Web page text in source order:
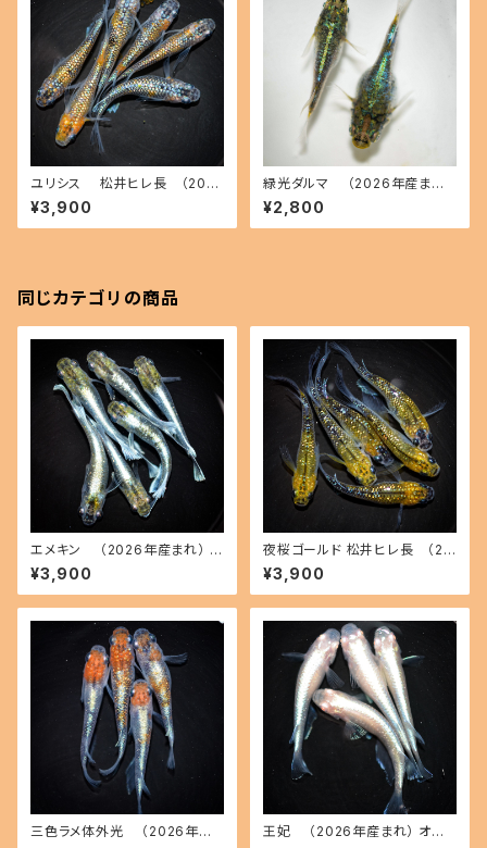
ユリシス 松井ヒレ長 （202
6年産まれ） オス3 メス3(現物
出品) ikahoff B-0801-5149
5-a
¥3,900
緑光ダルマ （2026年産まれ）
オス1 メス1(現物出品) ikahoff
C-0712-51262-a
¥2,800
同じカテゴリの商品
エメキン （2026年産まれ） オ
ス3 メス3(現物出品) ikahoff
C-0707-51200-a
¥3,900
夜桜ゴールド 松井ヒレ長 （20
26年産まれ） オス3 メス3(現物
出品) ikahoff C-0728-5146
2-a
¥3,900
三色ラメ体外光 （2026年産
王妃 （2026年産まれ） オス2